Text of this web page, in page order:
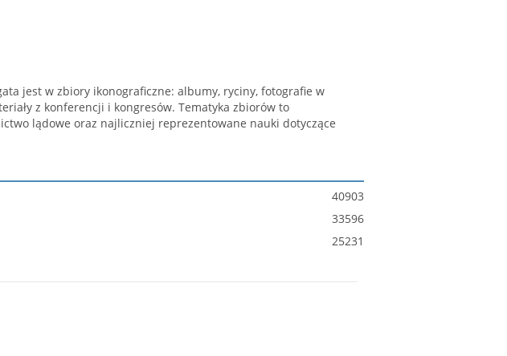
jest w zbiory ikonograficzne: albumy, ryciny, fotografie w
z konferencji i kongresów. Tematyka zbiorów to
lądowe oraz najliczniej reprezentowane nauki dotyczące
40903
33596
25231